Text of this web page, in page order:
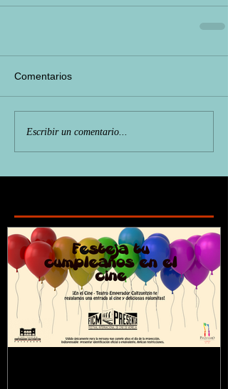
Comentarios
Escribir un comentario...